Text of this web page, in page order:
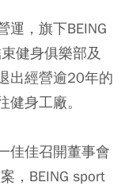
運，旗下BEING
健身俱樂部及
出經營逾20年的
身工廠。
佳佳召開董事會
，BEING sport